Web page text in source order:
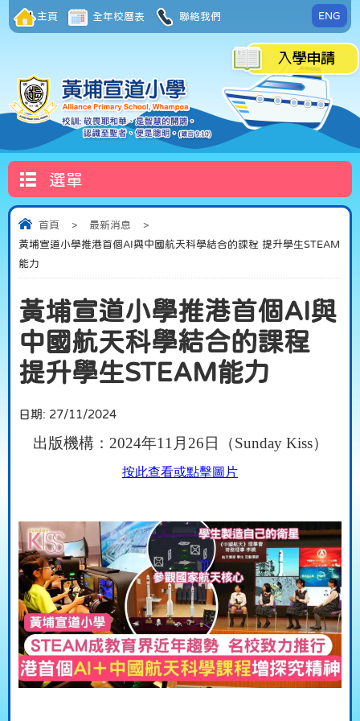
主頁 全年校曆表 聯絡我們 ENG
選單
首頁 > 最新消息
>
黃埔宣道小學推港首個AI與中國航天科學結合的課程 提升學生STEAM
能力
黃埔宣道小學推港首個AI與
中國航天科學結合的課程
提升學生STEAM能力
日期: 27/11/2024
出版機構：2024年11月26日（Sunday Kiss）
按此查看或點擊圖片